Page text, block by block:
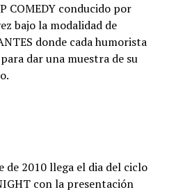
COMEDY conducido por
bajo la modalidad de
donde cada humorista
dar una muestra de su
de 2010 llega el dia del ciclo
con la presentación